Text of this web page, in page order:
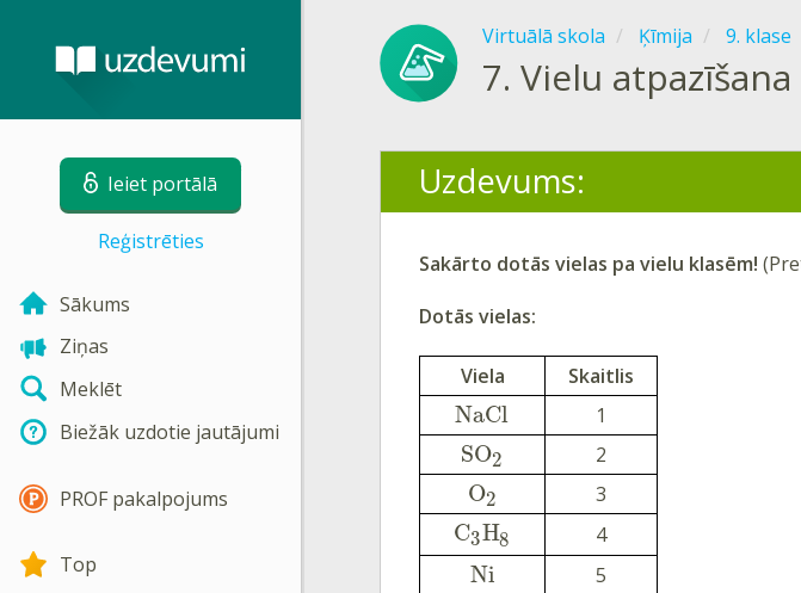
Ieiet portālā
Reģistrēties
Sākums
Ziņas
Meklēt
Biežāk uzdotie jautājumi
PROF pakalpojums
Top
Virtuālā skola Ķīmija 9. klase
7. Vielu
Uzdevums:
Sakārto dotās vielas pa vielu klasēm!
Dotās vielas:
Viela Skaitlis
NaCl 1
SO2 2
O2 3
C3H8 4
Ni 5